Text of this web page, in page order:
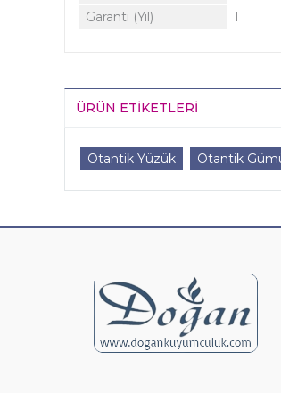
Garanti (Yıl)
1
ÜRÜN ETIKETLERI
Otantik Yüzük Otantik